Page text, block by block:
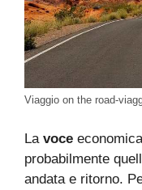
Viaggio on the road-
La voce
probabilmente
andata e ritorno.